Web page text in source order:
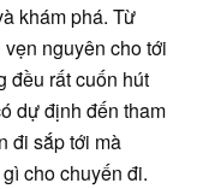
khám phá. Từ
nguyên cho tới
đều rất cuốn hút
dự định đến tham
đi sắp tới mà
cho chuyến đi.